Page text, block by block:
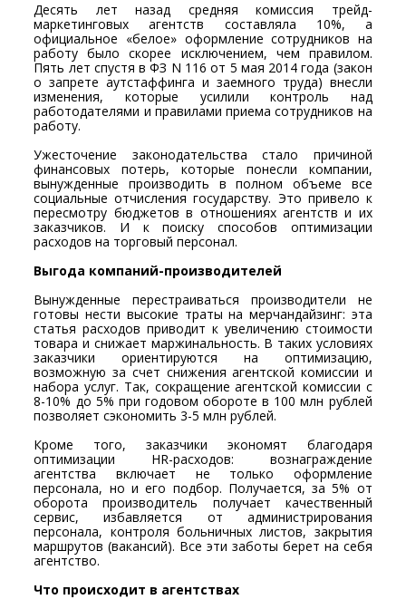
Десять лет назад средняя комиссия трейд-
маркетинговых агентств составляла 10%, а
официальное «белое» оформление сотрудников на
работу было скорее исключением, чем правилом.
Пять лет спустя в ФЗ N 116 от 5 мая 2014 года (закон
о запрете аутстаффинга и заемного труда) внесли
изменения, которые усилили контроль над
работодателями и правилами приема сотрудников на
работу.
Ужесточение законодательства стало причиной
финансовых потерь, которые понесли компании,
вынужденные производить в полном объеме все
социальные отчисления государству. Это привело к
пересмотру бюджетов в отношениях агентств и их
заказчиков. И к поиску способов оптимизации
расходов на торговый персонал.
Выгода компаний-производителей
Вынужденные перестраиваться производители не
готовы нести высокие траты на мерчандайзинг: эта
статья расходов приводит к увеличению стоимости
товара и снижает маржинальность. В таких условиях
заказчики ориентируются на оптимизацию,
возможную за счет снижения агентской комиссии и
набора услуг. Так, сокращение агентской комиссии с
8-10% до 5% при годовом обороте в 100 млн рублей
позволяет сэкономить 3-5 млн рублей.
Кроме того, заказчики экономят благодаря
оптимизации HR-расходов: вознаграждение
агентства включает не только оформление
персонала, но и его подбор. Получается, за 5% от
оборота производитель получает качественный
сервис, избавляется от администрирования
персонала, контроля больничных листов, закрытия
маршрутов (вакансий). Все эти заботы берет на себя
агентство.
Что происходит в агентствах